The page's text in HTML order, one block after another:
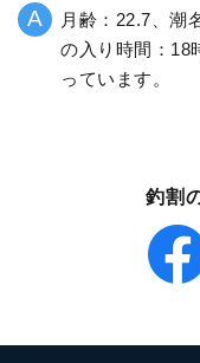
月齢：22.7、潮
の入り時間：18
っています。
釣割